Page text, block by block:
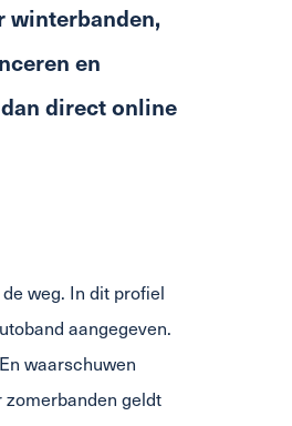
winterbanden,
en
direct online
weg. In dit profiel
aangegeven.
waarschuwen
geldt